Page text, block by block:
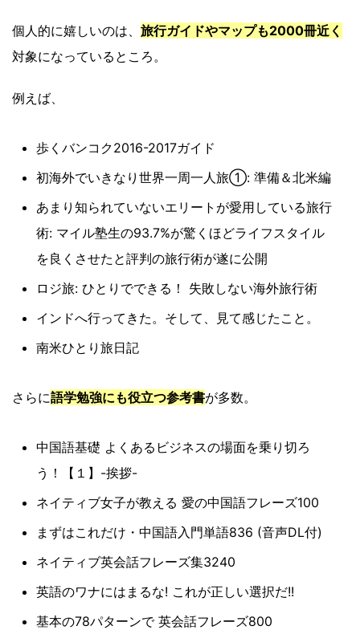
個人的に嬉しいのは、 旅行ガイドやマップも2000冊近く
対象になっているところ。
例えば、
歩くバンコク2016-2017ガイド
初海外でいきなり世界一周一人旅①: 準備＆北米編
あまり知られていないエリートが愛用している旅行
術: マイル塾生の93.7%が驚くほどライフスタイル
を良くさせたと評判の旅行術が遂に公開
ロジ旅: ひとりでできる！ 失敗しない海外旅行術
インドへ行ってきた。そして、見て感じたこと。
南米ひとり旅日記
さらに語学勉強にも役立つ参考書が多数。
中国語基礎 よくあるビジネスの場面を乗り切ろ
う！【１】-挨拶-
ネイティブ女子が教える 愛の中国語フレーズ100
まずはこれだけ・中国語入門単語836 (音声DL付)
ネイティブ英会話フレーズ集3240
英語のワナにはまるな! これが正しい選択だ!!
基本の78パターンで 英会話フレーズ800